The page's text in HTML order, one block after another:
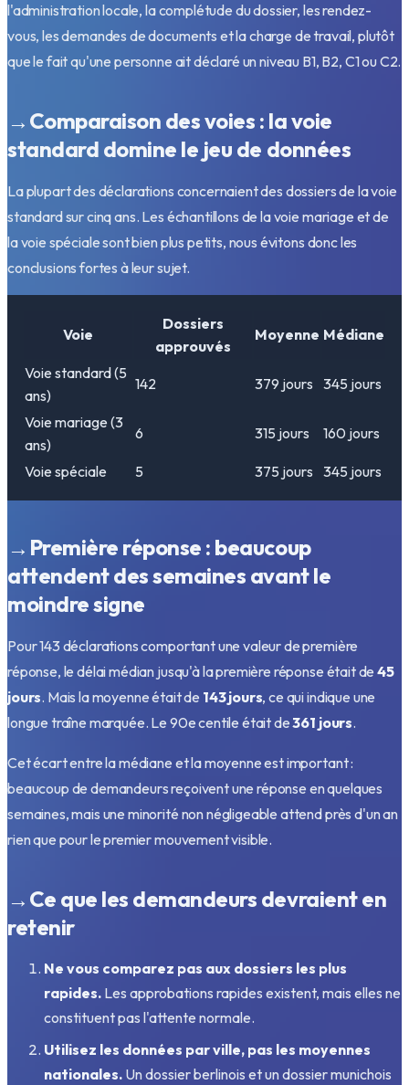
l'administration locale, la complétude du dossier, les rendez-
vous, les demandes de documents et la charge de travail, plutôt
que le fait qu'une personne ait déclaré un niveau B1, B2, C1 ou C2.
→ Comparaison des voies : la voie
standard domine le jeu de données
La plupart des déclarations concernaient des dossiers de la voie
standard sur cinq ans. Les échantillons de la voie mariage et de
la voie spéciale sont bien plus petits, nous évitons donc les
conclusions fortes à leur sujet.
Voie
Dossiers
approuvés
Moyenne Médiane
Voie standard (5
ans)
142 379 jours 345 jours
Voie mariage (3
ans)
6 315 jours 160 jours
Voie spéciale 5 375 jours 345 jours
→ Première réponse : beaucoup
attendent des semaines avant le
moindre signe
Pour 143 déclarations comportant une valeur de première
réponse, le délai médian jusqu'à la première réponse était de45
jours. Mais la moyenne était de 143 jours, ce qui indique une
longue traîne marquée. Le 90e centile était de361 jours.
Cet écart entre la médiane et la moyenne est important :
beaucoup de demandeurs reçoivent une réponse en quelques
semaines, mais une minorité non négligeable attend près d'un an
rien que pour le premier mouvement visible.
→ Ce que les demandeurs devraient en
retenir
Ne vous comparez pas aux dossiers les plus
rapides. Les approbations rapides existent, mais elles ne
constituent pas l'attente normale.
Utilisez les données par ville, pas les moyennes
nationales. Un dossier berlinois et un dossier munichois